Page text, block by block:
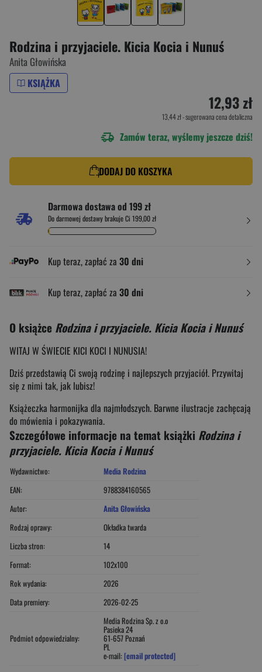
Rodzina i przyjaciele. Kicia Kocia i Nunuś
Anita Głowińska
KSIĄŻKA
12,93 zł
13,44 zł- sugerowana cena detaliczna
Zamów teraz, wyślemy jeszcze dziś!
DODAJ DO KOSZYKA
Darmowa dostawa od 199 zł
Do darmowej dostawy brakuje Ci 199,00 zł
Kup teraz, zapłać za 30 dni
Kup teraz, zapłać za 30 dni
O książce Rodzina i przyjaciele. Kicia Kocia i Nunuś
WITAJ W ŚWIECIE KICI KOCI I NUNUSIA!
Dziś przedstawią Ci swoją rodzinę i najlepszych przyjaciół. Przywitaj
się z nimi tak, jak lubisz!
Książeczka harmonijka dla najmłodszych. Barwne ilustracje zachęcają
do mówienia i pokazywania.
Szczegółowe informacje na temat książki Rodzina i
przyjaciele. Kicia Kocia i Nunuś
Wydawnictwo:
Media Rodzina
EAN:
9788384160565
Autor:
Anita Głowińska
Rodzaj oprawy:
Okładka twarda
Liczba stron:
14
Format:
102x100
Rok wydania:
2026
Data premiery:
2026-02-25
Podmiot odpowiedzialny:
Media Rodzina Sp. z o.o
Pasieka 24
61-657 Poznań
PL
e-mail: [email protected]